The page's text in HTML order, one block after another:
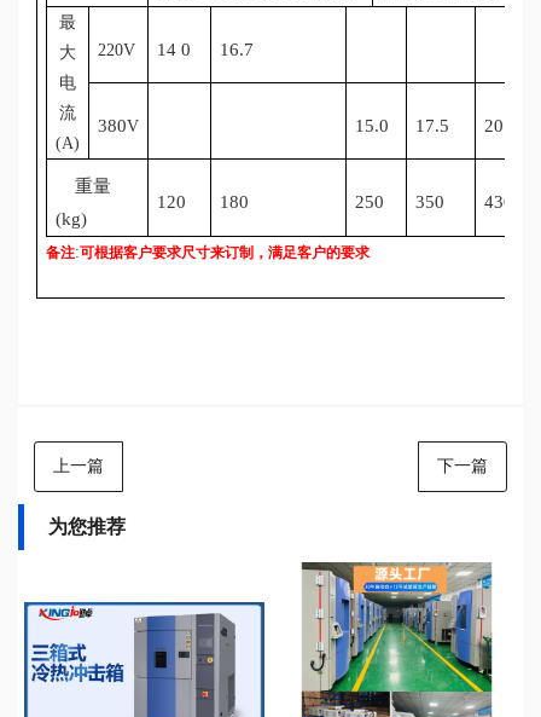
最
大
电
流
(A)
220V 14 0 16.7
380V 15.0 17.5 20.2
重量
(kg)
120 180 250 350 430
备注:可根据客户要求尺寸来订制，满足客户的要求
上一篇 下一篇
为您推荐